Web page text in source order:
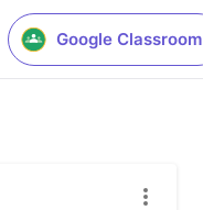
Google Classroom